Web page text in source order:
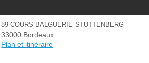
89 COURS BALGUERIE STUTTENBERG
33000 Bordeaux
Plan et itinéraire